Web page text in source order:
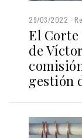
29/03/2022
El
de
gestión